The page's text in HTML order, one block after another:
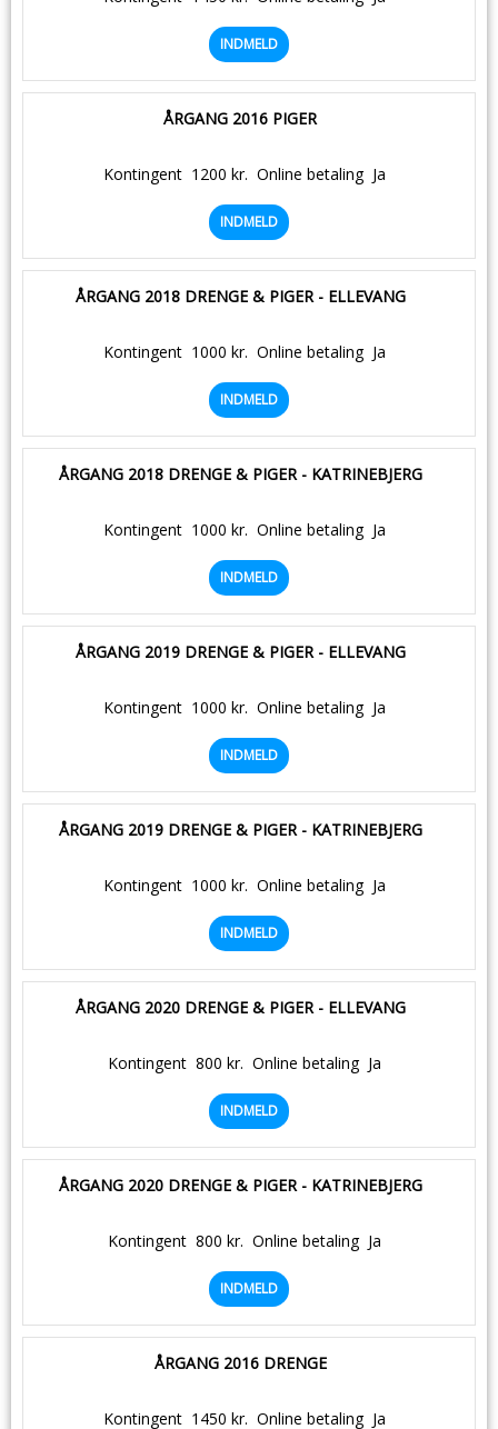
INDMELD
ÅRGANG 2016 PIGER
Kontingent 1200 kr. Online betaling Ja
INDMELD
ÅRGANG 2018 DRENGE & PIGER - ELLEVANG
Kontingent 1000 kr. Online betaling Ja
INDMELD
ÅRGANG 2018 DRENGE & PIGER - KATRINEBJERG
Kontingent 1000 kr. Online betaling Ja
INDMELD
ÅRGANG 2019 DRENGE & PIGER - ELLEVANG
Kontingent 1000 kr. Online betaling Ja
INDMELD
ÅRGANG 2019 DRENGE & PIGER - KATRINEBJERG
Kontingent 1000 kr. Online betaling Ja
INDMELD
ÅRGANG 2020 DRENGE & PIGER - ELLEVANG
Kontingent 800 kr. Online betaling Ja
INDMELD
ÅRGANG 2020 DRENGE & PIGER - KATRINEBJERG
Kontingent 800 kr. Online betaling Ja
INDMELD
ÅRGANG 2016 DRENGE
Kontingent 1450 kr. Online betaling Ja